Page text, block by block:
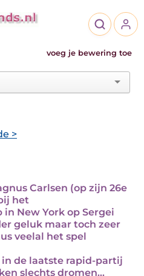
voeg je bewering toe
>
Carlsen (op zijn 26e
het
New York op Sergei
geluk maar toch zeer
veelal het spel
de laatste rapid-partij
slechts dromen...